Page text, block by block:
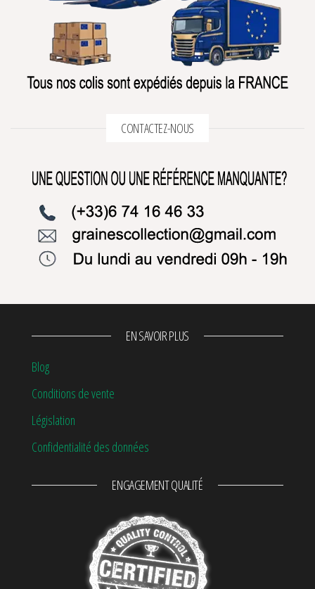
2 avis
CONTACTEZ-NOUS
EN SAVOIR PLUS
Blog
Conditions de vente
Législation
Confidentialité des données
ENGAGEMENT QUALITÉ